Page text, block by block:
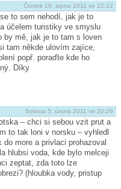
Čtvrtek 18. srpna 2011 ve 22:12
to sem nehodí, jak je to
účelem turistiky ve smyslu
by mě, jak je to tam s loven
tam někde ulovím zajíce,
popř. poraďte kde ho
Díky
Sobota 5. února 2011 ve 20:26
– chci si sebou vzit prut a
to tak loni v norsku – vyhledl
more a privlaci prohazoval
hlubsi voda, kde bylo melceji
zeptat, zda toto lze
(hloubka vody, pristup